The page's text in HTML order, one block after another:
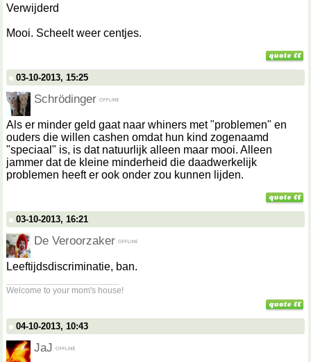
Verwijderd
Mooi. Scheelt weer centjes.
03-10-2013, 15:25
Schrödinger
Als er minder geld gaat naar whiners met "problemen" en
ouders die willen cashen omdat hun kind zogenaamd
"speciaal" is, is dat natuurlijk alleen maar mooi. Alleen
jammer dat de kleine minderheid die daadwerkelijk
problemen heeft er ook onder zou kunnen lijden.
03-10-2013, 16:21
De Veroorzaker
Leeftijdsdiscriminatie, ban.
Welcome to your mom's house!
04-10-2013, 10:43
JaJ